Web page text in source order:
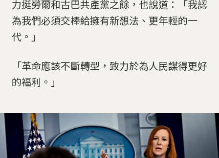
力挺勞爾和古巴共產黨之餘，也說道：「我認
為我們必須交棒給擁有新想法、更年輕的一
代。」
「革命應該不斷轉型，致力於為人民謀得更好
的福利。」